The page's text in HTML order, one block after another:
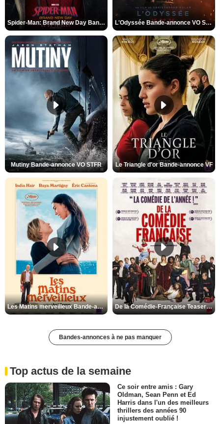
Spider-Man: Brand New Day Bande-annonce VO STFR L'Odyssée Bande-annonce VO STFR
Mutiny Bande-annonce VO STFR Le Triangle d'or Bande-annonce VF
Les Matins merveilleux Bande-annonce VF De la Comédie-Française Teaser VF
Bandes-annonces à ne pas manquer
Top actus de la semaine
Ce soir entre amis : Gary
Oldman, Sean Penn et Ed
Harris dans l'un des meilleurs
thrillers des années 90
injustement oublié !